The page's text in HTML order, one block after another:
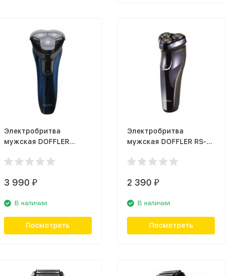
Электробритва
мужская DOFFLER
3 990 ₽
В наличии
Посмотреть
Электробритва
мужская DOFFLER RS-
2 390₽
В наличии
Посмотреть